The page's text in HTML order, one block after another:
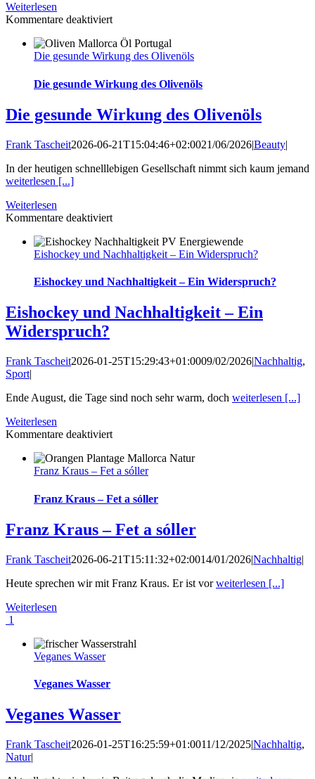
Weiterlesen
Kommentare deaktiviertfür
und
natürliche
haben
Ablaufdatum
–
das
gut
Die gesunde Wirkung des Olivenöls
Die gesunde Wirkung des Olivenöls
Die gesunde Wirkung des Olivenöls
Frank Tascheit2026-06-21T15:04:46+02:0021/06/2026|Beauty|
In der heutigen schnelllebigen Gesellschaft nimmt sich kaum jemand
weiterlesen [...]
Weiterlesen
Kommentare deaktiviertfür
gesunde
Wirkung
Olivenöls
Eishockey und Nachhaltigkeit – Ein Widerspruch?
Eishockey und Nachhaltigkeit – Ein Widerspruch?
Eishockey und Nachhaltigkeit – Ein
Widerspruch?
Frank Tascheit2026-01-25T15:29:43+01:0009/02/2026|Nachhaltig,
Sport|
Ende August, die Tage sind noch sehr warm, doch weiterlesen [...]
Weiterlesen
Kommentare deaktiviertfür
und
Nachhaltigkeit
Ein
Franz Kraus – Fet a sóller
Franz Kraus – Fet a sóller
Franz Kraus – Fet a sóller
Frank Tascheit2026-06-21T15:11:32+02:0014/01/2026|Nachhaltig|
Heute sprechen wir mit Franz Kraus. Er ist vorweiterlesen [...]
Weiterlesen
1
Veganes Wasser
Veganes Wasser
Veganes Wasser
Frank Tascheit2026-01-25T16:25:59+01:0011/12/2025|Nachhaltig,
Natur|